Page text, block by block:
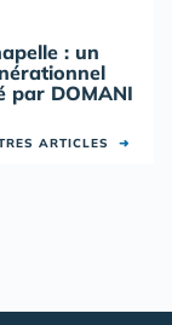
: un
par DOMANI
ARTICLES ➜